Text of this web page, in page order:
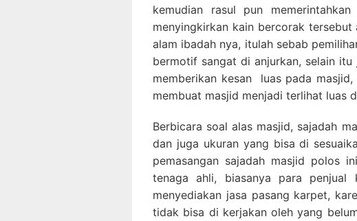
kemudian rasul pun
menyingkirkan kain bercorak
alam ibadah nya, itulah sebab
bermotif sangat di anjurkan, selain
memberikan kesan luas pada
membuat masjid menjadi terlihat luas
Berbicara soal alas masjid, sajadah
dan juga ukuran yang bisa di
pemasangan sajadah masjid polos
tenaga ahli, biasanya para
menyediakan jasa pasang karpet,
tidak bisa di kerjakan oleh yang